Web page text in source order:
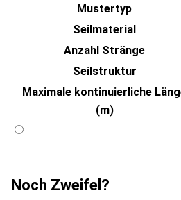
Mustertyp
Seilmaterial
Anzahl Stränge
Seilstruktur
Maximale kontinuierliche
(m)
Noch Zweifel?